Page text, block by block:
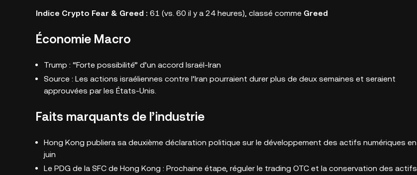
Indice Crypto Fear & Greed : 61 (vs. 60 il y a 24 heures), classé comme Greed
Économie Macro
Trump : “Forte possibilité” d’un accord Israël-Iran
Source : Les actions israéliennes contre l’Iran pourraient durer plus de deux semaines et seraient
approuvées par les États-Unis.
Faits marquants de l’industrie
Hong Kong publiera sa deuxième déclaration politique sur le développement des actifs numériques en
juin
Le PDG de la SFC de Hong Kong : Prochaine étape, réguler le trading OTC et la conservation des actifs